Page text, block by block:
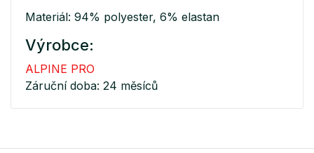
Materiál: 94% polyester, 6% elastan
Výrobce:
ALPINE PRO
Záruční doba: 24 měsíců